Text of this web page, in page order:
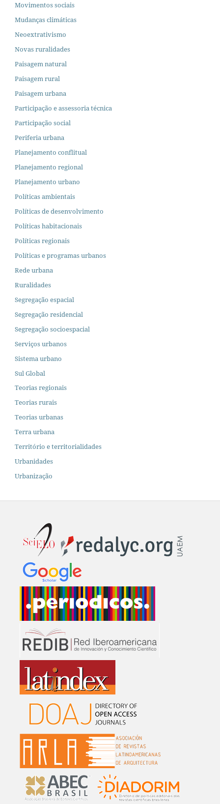
Movimentos sociais
Mudanças climáticas
Neoextrativismo
Novas ruralidades
Paisagem natural
Paisagem rural
Paisagem urbana
Participação e assessoria técnica
Participação social
Periferia urbana
Planejamento conflitual
Planejamento regional
Planejamento urbano
Políticas ambientais
Políticas de desenvolvimento
Políticas habitacionais
Políticas regionais
Políticas e programas urbanos
Rede urbana
Ruralidades
Segregação espacial
Segregação residencial
Segregação socioespacial
Serviços urbanos
Sistema urbano
Sul Global
Teorias regionais
Teorias rurais
Teorias urbanas
Terra urbana
Território e territorialidades
Urbanidades
Urbanização